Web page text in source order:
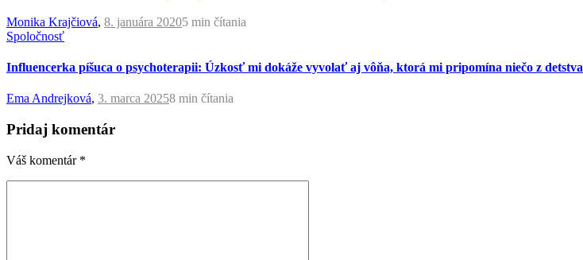
Monika Krajčiová, 8. januára 20205 min čítania
Spoločnosť
Influencerka píšuca o psychoterapii: Úzkosť mi dokáže vyvolať aj vôňa, ktorá mi pripomína niečo z detstva
Ema Andrejková, 3. marca 20258 min čítania
Pridaj komentár
Váš komentár *